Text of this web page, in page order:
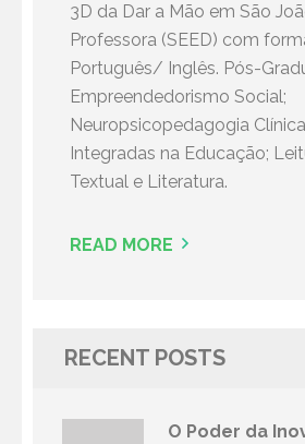
3D da Dar a Mão em São
Professora (SEED) com
Português/ Inglês. Pós-
Empreendedorismo Social;
Neuropsicopedagogia
Integradas na Educação;
Textual e Literatura.
READ MORE
RECENT POSTS
O Poder da